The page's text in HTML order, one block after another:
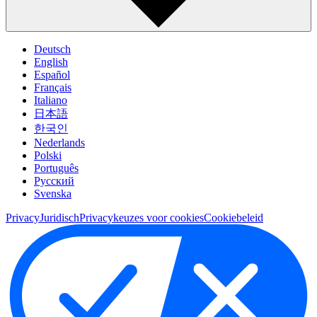
Deutsch
English
Español
Français
Italiano
日本語
한국인
Nederlands
Polski
Português
Pусский
Svenska
PrivacyJuridischPrivacykeuzes voor cookiesCookiebeleid